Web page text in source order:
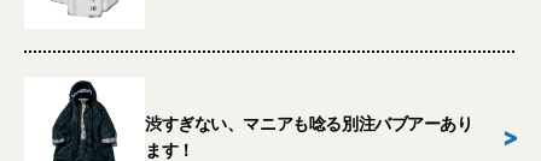
渋すぎない、マニアも唸る別注バブアーあり
ます！
>